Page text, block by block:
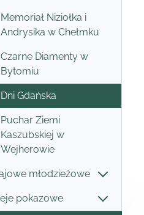
Memoriał Niziołka i
Andrysika w Chełmku
Czarne Diamenty w
Bytomiu
Dni Gdańska
Puchar Ziemi
Kaszubskiej w
Wejherowie
młodzieżowe
pokazowe